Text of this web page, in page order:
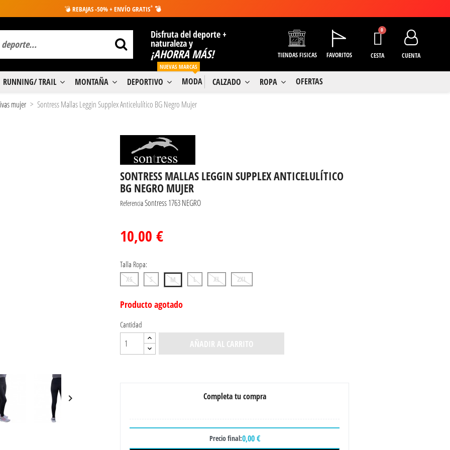
💣 REBAJAS -50% + ENVÍO GRATIS* 💣
Disfruta del deporte +
naturaleza y
¡AHORRA MÁS! TIENDAS FISICAS FAVORITOS CESTA CUENTA
RUNNING/ TRAIL MONTAÑA DEPORTIVO MODA
NUEVAS MARCAS
CALZADO ROPA OFERTAS
mujer Sontress Mallas Leggin Supplex Anticelulítico BG Negro Mujer

SONTRESS MALLAS LEGGIN SUPPLEX ANTICELULÍTICO
BG NEGRO MUJER
ReferenciaSontress 1763 NEGRO
10,00 €
Talla Ropa:
XS S M L XL 2XL
Producto agotado
Cantidad
AÑADIR AL CARRITO
Completa tu compra
Precio final:0,00 €